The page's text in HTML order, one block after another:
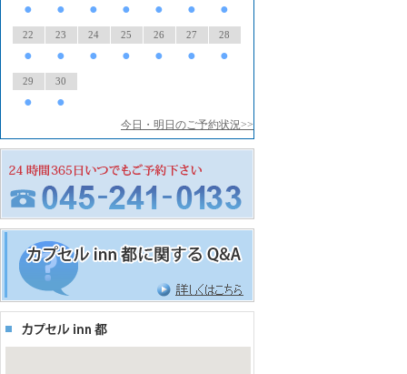
● ● ● ● ● ● ●
22
●
23
●
24
●
25
●
26
●
27
●
28
●
29
●
30
●
今日・明日のご予約状況>>